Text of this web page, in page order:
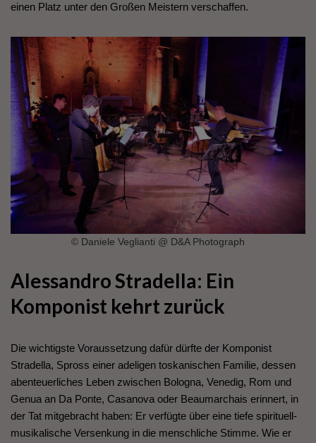
einen Platz unter den Großen Meistern verschaffen.
© Daniele Veglianti @ D&A Photograph
Alessandro Stradella: Ein
Komponist kehrt zurück
Die wichtigste Voraussetzung dafür dürfte der Komponist
Stradella, Spross einer adeligen toskanischen Familie, dessen
abenteuerliches Leben zwischen Bologna, Venedig, Rom und
Genua an Da Ponte, Casanova oder Beaumarchais erinnert, in
der Tat mitgebracht haben: Er verfügte über eine tiefe spirituell-
musikalische Versenkung in die menschliche Stimme. Wie er